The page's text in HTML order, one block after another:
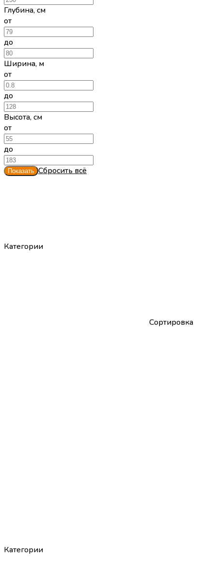
Глубина,см
от
до
Ширина, м
от
до
Высота,см
от
до
Сбросить всё
Категории
Сортировка
Категории